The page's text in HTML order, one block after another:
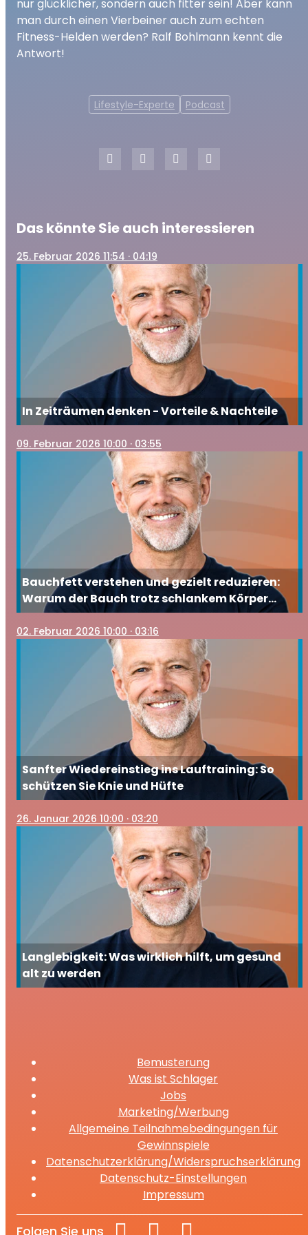
nur glücklicher, sondern auch fitter sein! Aber kann
man durch einen Vierbeiner auch zum echten
Fitness-Helden werden? Ralf Bohlmann kennt die
Antwort!
Lifestyle-Experte Podcast
Das könnte Sie auch interessieren
25. Februar 2026 11:54 · 04:19
In Zeiträumen denken - Vorteile & Nachteile
09. Februar 2026 10:00 · 03:55
Bauchfett verstehen und gezielt reduzieren:
Warum der Bauch trotz schlankem Körper
wächst
02. Februar 2026 10:00 · 03:16
Sanfter Wiedereinstieg ins Lauftraining: So
schützen Sie Knie und Hüfte
26. Januar 2026 10:00 · 03:20
Langlebigkeit: Was wirklich hilft, um gesund
alt zu werden
Bemusterung
Was ist Schlager
Jobs
Marketing/Werbung
Allgemeine Teilnahmebedingungen für
Gewinnspiele
Datenschutzerklärung/Widerspruchserklärung
Datenschutz-Einstellungen
Impressum
Folgen Sie uns